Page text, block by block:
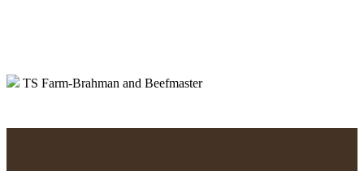
TS Farm-Brahman and Beefmaster